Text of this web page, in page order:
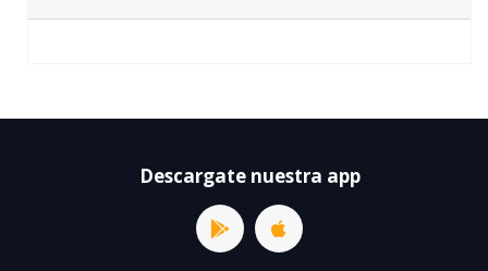
Descargate nuestra app